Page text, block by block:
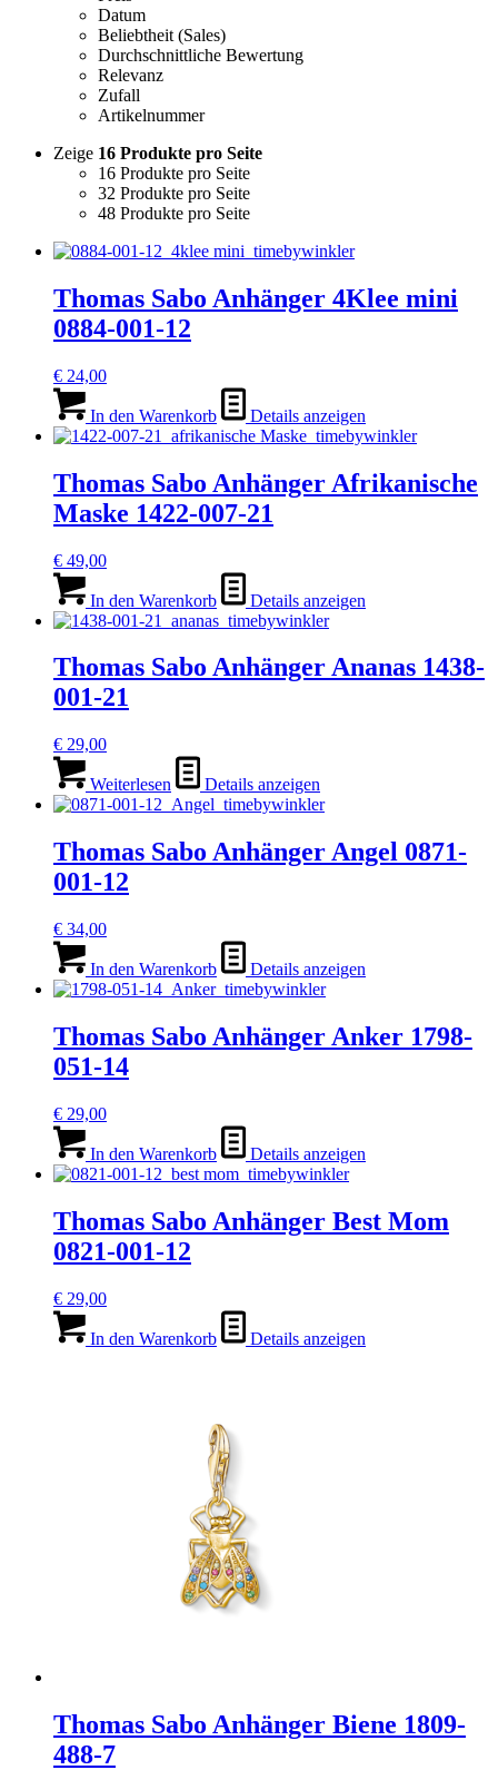
Datum
Beliebtheit (Sales)
Durchschnittliche Bewertung
Relevanz
Zufall
Artikelnummer
Zeige 16 Produkte pro Seite
16 Produkte pro Seite
32 Produkte pro Seite
48 Produkte pro Seite
Thomas Sabo Anhänger 4Klee mini
0884-001-12
€ 24,00
In den Warenkorb Details anzeigen
Thomas Sabo Anhänger Afrikanische
Maske 1422-007-21
€ 49,00
In den Warenkorb Details anzeigen
Thomas Sabo Anhänger Ananas 1438-
001-21
€ 29,00
Weiterlesen Details anzeigen
Thomas Sabo Anhänger Angel 0871-
001-12
€ 34,00
In den Warenkorb Details anzeigen
Thomas Sabo Anhänger Anker 1798-
051-14
€ 29,00
In den Warenkorb Details anzeigen
Thomas Sabo Anhänger Best Mom
0821-001-12
€ 29,00
In den Warenkorb Details anzeigen
Thomas Sabo Anhänger Biene 1809-
488-7